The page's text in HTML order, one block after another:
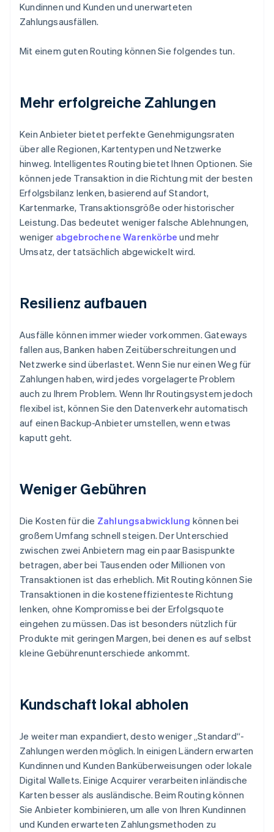
Kundinnen und Kunden und unerwarteten
Zahlungsausfällen.
Mit einem guten Routing können Sie folgendes tun.
Mehr erfolgreiche Zahlungen
Kein Anbieter bietet perfekte Genehmigungsraten
über alle Regionen, Kartentypen und Netzwerke
hinweg. Intelligentes Routing bietet Ihnen Optionen. Sie
können jede Transaktion in die Richtung mit der besten
Erfolgsbilanz lenken, basierend auf Standort,
Kartenmarke, Transaktionsgröße oder historischer
Leistung. Das bedeutet weniger falsche Ablehnungen,
weniger abgebrochene Warenkörbe und mehr
Umsatz, der tatsächlich abgewickelt wird.
Resilienz aufbauen
Ausfälle können immer wieder vorkommen. Gateways
fallen aus, Banken haben Zeitüberschreitungen und
Netzwerke sind überlastet. Wenn Sie nur einen Weg für
Zahlungen haben, wird jedes vorgelagerte Problem
auch zu Ihrem Problem. Wenn Ihr Routingsystem jedoch
flexibel ist, können Sie den Datenverkehr automatisch
auf einen Backup-Anbieter umstellen, wenn etwas
kaputt geht.
Weniger Gebühren
Die Kosten für die Zahlungsabwicklung können bei
großem Umfang schnell steigen. Der Unterschied
zwischen zwei Anbietern mag ein paar Basispunkte
betragen, aber bei Tausenden oder Millionen von
Transaktionen ist das erheblich. Mit Routing können Sie
Transaktionen in die kosteneffizienteste Richtung
lenken, ohne Kompromisse bei der Erfolgsquote
eingehen zu müssen. Das ist besonders nützlich für
Produkte mit geringen Margen, bei denen es auf selbst
kleine Gebührenunterschiede ankommt.
Kundschaft lokal abholen
Je weiter man expandiert, desto weniger „Standard“-
Zahlungen werden möglich. In einigen Ländern erwarten
Kundinnen und Kunden Banküberweisungen oder lokale
Digital Wallets. Einige Acquirer verarbeiten inländische
Karten besser als ausländische. Beim Routing können
Sie Anbieter kombinieren, um alle von Ihren Kundinnen
und Kunden erwarteten Zahlungsmethoden zu